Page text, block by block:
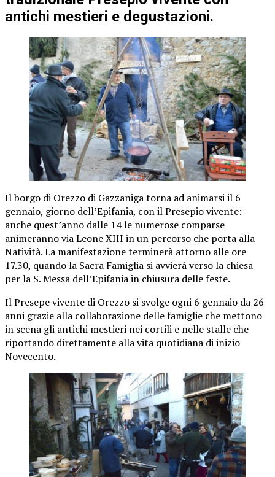
antichi mestieri e degustazioni.
Il borgo di Orezzo di Gazzaniga torna ad animarsi il 6
gennaio, giorno dell’Epifania, con il Presepio vivente:
anche quest’anno dalle 14 le numerose comparse
animeranno via Leone XIII in un percorso che porta alla
Natività. La manifestazione terminerà attorno alle ore
17.30, quando la Sacra Famiglia si avvierà verso la chiesa
per la S. Messa dell’Epifania in chiusura delle feste.
Il Presepe vivente di Orezzo si svolge ogni 6 gennaio da 26
anni grazie alla collaborazione delle famiglie che mettono
in scena gli antichi mestieri nei cortili e nelle stalle che
riportando direttamente alla vita quotidiana di inizio
Novecento.